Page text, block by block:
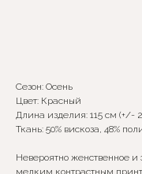
Сезон: Осень
Цвет: Красный
Длина изделия: 115 см (+/-
Ткань: 50% вискоза, 48%
Невероятно женственное и
мелким контрастным